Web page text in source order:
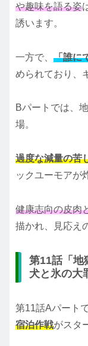
や趣味を語る姿
誘います。
一方で、 「誰に
められており、
Bパートでは、
場。
過度な減量の苦
ックユーモアが
健康志向の皮肉
描かれ、見応え
第11話「地
犬と氷の大
第11話Aパートで
宿泊作戦がスタ